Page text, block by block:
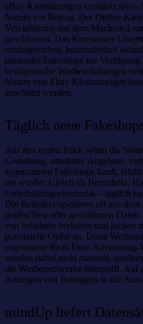
eBay Kleinanzeigen verstärkt seine
Nutzer vor Betrug. Der Online-
Vereinbarung mit dem Machine-
geschlossen. Das Konstanzer
umfangreichen, kontinuierlich
tausender Fakeshops zur
betrügerische Werbeschaltungen
Nutzer von Ebay Kleinanzeigen
geschützt werden.
Täglich neue
Auf den ersten Blick sehen die
Gestaltung, attraktive Angebote,
sogenannten Fakeshops kauft,
nie wieder. Gleich ob Brennholz,
Unterhaltungselektronik – täglich
Die Betreiber operieren oft aus
gefälschten oder gestohlenen
von beliebten Websites und locken
potenzielle Opfer an. Diese
sogenannte Real-Time-Advertising-
werden dabei nicht manuell,
die Werbenetzwerke überprüft. Auf
Anzeigen von Betrügern in die
mindUp liefert